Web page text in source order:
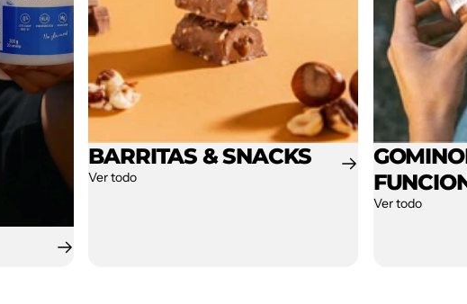
BARRITAS & SNACKS
Ver todo
Ver todo